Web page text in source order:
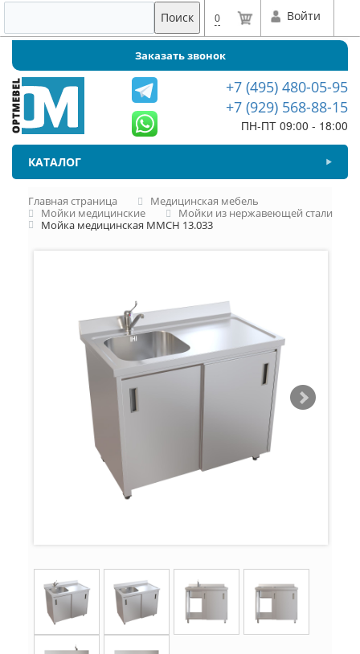
Поиск 0 Войти
Заказать звонок
+7 (495) 480-05-95
+7 (929) 568-88-15
ПН-ПТ 09:00 - 18:00
КАТАЛОГ
Главная страница
Медицинская мебель
Мойки медицинские
Мойки из нержавеющей стали
Мойка медицинская ММСН 13.033